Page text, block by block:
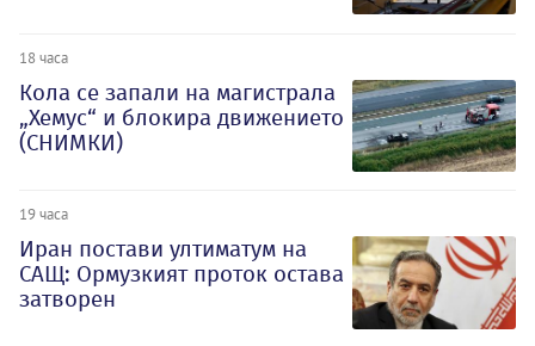
18 часа
Кола се запали на магистрала
„Хемус“ и блокира движението
(СНИМКИ)
19 часа
Иран постави ултиматум на
САЩ: Ормузкият проток остава
затворен